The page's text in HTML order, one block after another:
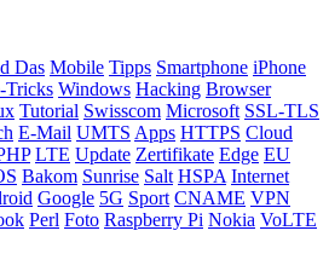
Das Mobile Tipps Smartphone iPhone
Tricks Windows Hacking Browser
Tutorial Swisscom Microsoft SSL-TLS
E-Mail UMTS Apps HTTPS Cloud
LTE Update Zertifikate Edge EU
Bakom Sunrise Salt HSPA Internet
Google 5G Sport CNAME VPN
Perl Foto Raspberry Pi Nokia VoLTE